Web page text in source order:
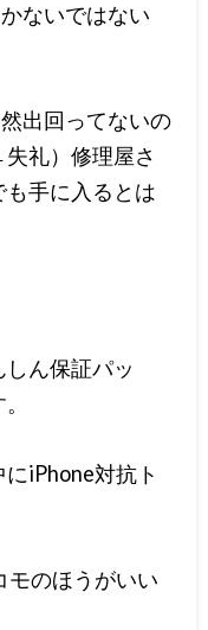
ないではない
出回ってないの
礼）修理屋さ
手に入るとは
ん保証パッ
iPhone対抗ト
モのほうがいい